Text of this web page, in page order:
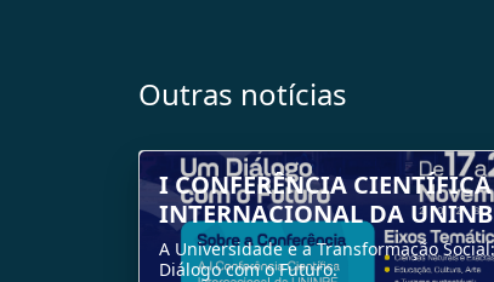
Outras notícias
I CONFERÊNCIA CIENTÍFICA
INTERNACIONAL DA
A Universidade e a Transformação
Diálogo com o Futuro.